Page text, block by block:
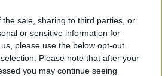
sale, sharing to third parties, or
or sensitive information for
please use the below opt-out
Please note that after your
you may continue seeing
ha
a lakásokban.